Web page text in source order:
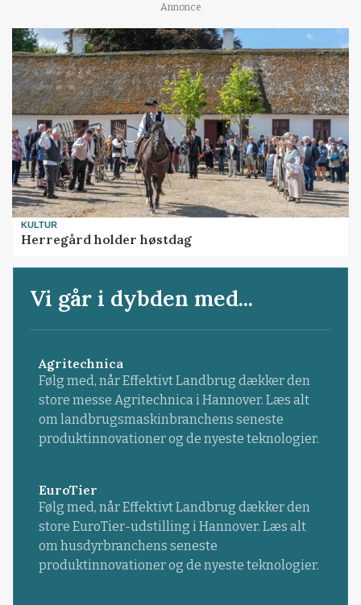
Annonce
KULTUR
Herregård holder høstdag
Vi går i dybden med...
Agritechnica
Følg med, når Effektivt Landbrug dækker den
store messe Agritechnica i Hannover. Læs alt
om landbrugsmaskinbranchens seneste
produktinnovationer og de nyeste teknologier.
EuroTier
Følg med, når Effektivt Landbrug dækker den
store EuroTier-udstilling i Hannover. Læs alt
om husdyrbranchens seneste
produktinnovationer og de nyeste teknologier.